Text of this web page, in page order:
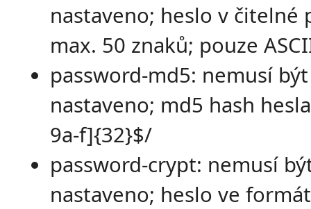
nastaveno; heslo v čitelné
max. 50 znaků; pouze
password-md5: nemusí být
nastaveno; md5 hash
9a-f]{32}$/
password-crypt: nemusí
nastaveno; heslo ve